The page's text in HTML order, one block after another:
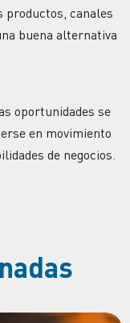
productos, canales
buena alternativa
oportunidades se
en movimiento
de negocios.